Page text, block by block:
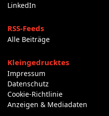
LinkedIn
RSS-Feeds
Alle Beiträge
Kleingedrucktes
Impressum
Datenschutz
Cookie-Richtlinie
Anzeigen & Mediadaten